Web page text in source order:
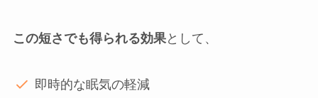
この短さでも得られる効果として、
即時的な眠気の軽減